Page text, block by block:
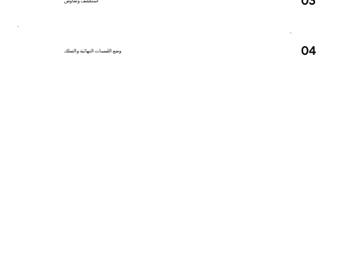
وضع اللمسات النهائية والتملك 04